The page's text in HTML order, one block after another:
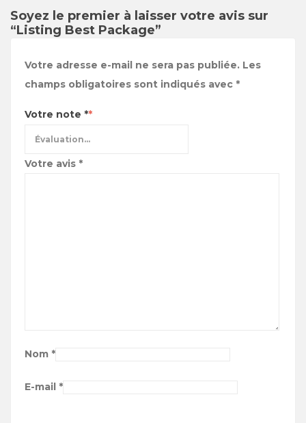
Soyez le premier à laisser votre avis sur
“Listing Best Package”
Votre adresse e-mail ne sera pas publiée. Les
champs obligatoires sont indiqués avec *
Votre note *
Votre avis *
Nom *
E-mail *